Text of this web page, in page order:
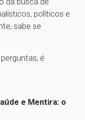
políticos e
sabe se
é
e Mentira: o